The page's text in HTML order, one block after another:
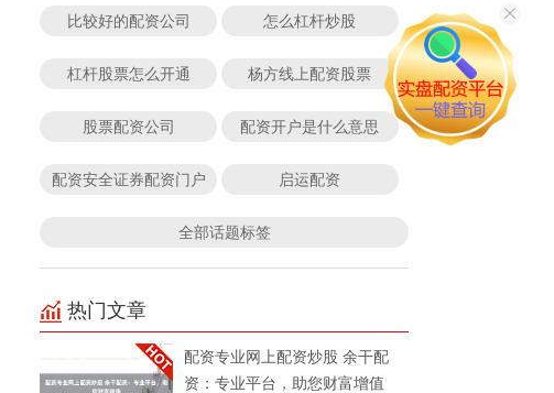
比较好的配资公司 怎么杠杆炒股
杠杆股票怎么开通 杨方线上配资股票
股票配资公司 配资开户是什么意思
配资安全证券配资门户 启运配资
全部话题标签
热门文章
配资专业网上配资炒股 余干配
资：专业平台，助您财富增值